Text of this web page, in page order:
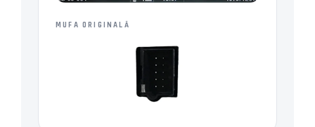
MUFA ORIGINALĂ